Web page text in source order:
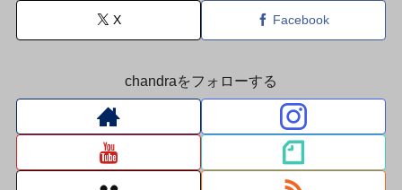
X Facebook
chandraをフォローする